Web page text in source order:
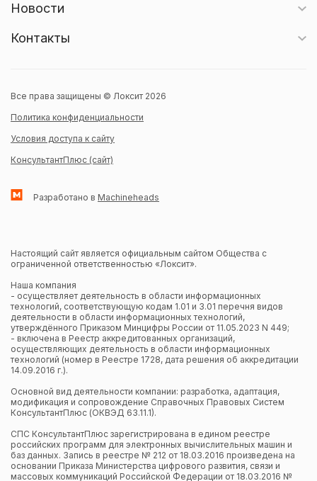
Новости
Контакты
Все права защищены © Локсит 2026
Политика конфиденциальности
Условия доступа к сайту
КонсультантПлюс (сайт)
Разработано в Machineheads
Настоящий сайт является официальным сайтом Общества с
ограниченной ответственностью «Локсит».
Наша компания
- осуществляет деятельность в области информационных
технологий, соответствующую кодам 1.01 и 3.01 перечня видов
деятельности в области информационных технологий,
утверждённого Приказом Минцифры России от 11.05.2023 N 449;
- включена в Реестр аккредитованных организаций,
осуществляющих деятельность в области информационных
технологий (номер в Реестре 1728, дата решения об аккредитации
14.09.2016 г.).
Основной вид деятельности компании: разработка, адаптация,
модификация и сопровождение Справочных Правовых Систем
КонсультантПлюс (ОКВЭД 63.11.1).
СПС КонсультантПлюс зарегистрирована в едином реестре
российских программ для электронных вычислительных машин и
баз данных. Запись в реестре № 212 от 18.03.2016 произведена на
основании Приказа Министерства цифрового развития, связи и
массовых коммуникаций Российской Федерации от 18.03.2016 №